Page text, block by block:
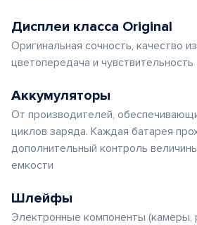
Дисплеи класса Original
Оригинальная сочность, качество
цветопередача и
Аккумуляторы
От производителей,
циклов заряда. Каждая батарея
дополнительный контроль
емкости
Шлейфы
Электронные компоненты (камеры,